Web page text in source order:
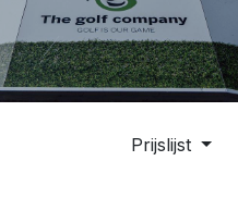
Prijslijst